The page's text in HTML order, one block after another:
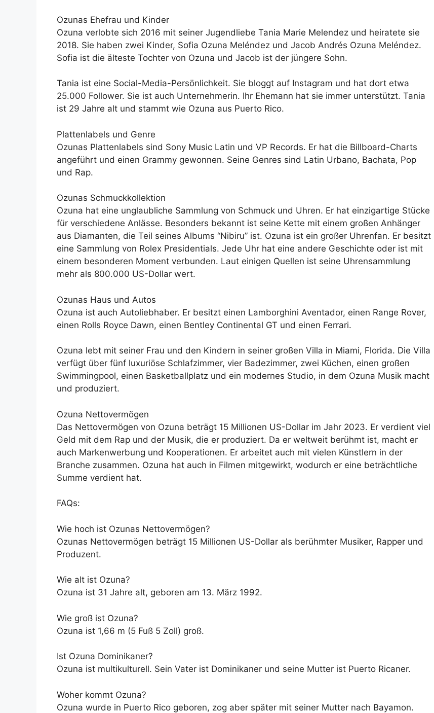
Ozunas Ehefrau und Kinder
Ozuna verlobte sich 2016 mit seiner Jugendliebe Tania Marie Melendez und heiratete sie
2018. Sie haben zwei Kinder, Sofia Ozuna Meléndez und Jacob Andrés Ozuna Meléndez.
Sofia ist die älteste Tochter von Ozuna und Jacob ist der jüngere Sohn.
Tania ist eine Social-Media-Persönlichkeit. Sie bloggt auf Instagram und hat dort etwa
25.000 Follower. Sie ist auch Unternehmerin. Ihr Ehemann hat sie immer unterstützt. Tania
ist 29 Jahre alt und stammt wie Ozuna aus Puerto Rico.
Plattenlabels und Genre
Ozunas Plattenlabels sind Sony Music Latin und VP Records. Er hat die Billboard-Charts
angeführt und einen Grammy gewonnen. Seine Genres sind Latin Urbano, Bachata, Pop
und Rap.
Ozunas Schmuckkollektion
Ozuna hat eine unglaubliche Sammlung von Schmuck und Uhren. Er hat einzigartige Stücke
für verschiedene Anlässe. Besonders bekannt ist seine Kette mit einem großen Anhänger
aus Diamanten, die Teil seines Albums “Nibiru” ist. Ozuna ist ein großer Uhrenfan. Er besitzt
eine Sammlung von Rolex Presidentials. Jede Uhr hat eine andere Geschichte oder ist mit
einem besonderen Moment verbunden. Laut einigen Quellen ist seine Uhrensammlung
mehr als 800.000 US-Dollar wert.
Ozunas Haus und Autos
Ozuna ist auch Autoliebhaber. Er besitzt einen Lamborghini Aventador, einen Range Rover,
einen Rolls Royce Dawn, einen Bentley Continental GT und einen Ferrari.
Ozuna lebt mit seiner Frau und den Kindern in seiner großen Villa in Miami, Florida. Die Villa
verfügt über fünf luxuriöse Schlafzimmer, vier Badezimmer, zwei Küchen, einen großen
Swimmingpool, einen Basketballplatz und ein modernes Studio, in dem Ozuna Musik macht
und produziert.
Ozuna Nettovermögen
Das Nettovermögen von Ozuna beträgt 15 Millionen US-Dollar im Jahr 2023. Er verdient viel
Geld mit dem Rap und der Musik, die er produziert. Da er weltweit berühmt ist, macht er
auch Markenwerbung und Kooperationen. Er arbeitet auch mit vielen Künstlern in der
Branche zusammen. Ozuna hat auch in Filmen mitgewirkt, wodurch er eine beträchtliche
Summe verdient hat.
FAQs:
Wie hoch ist Ozunas Nettovermögen?
Ozunas Nettovermögen beträgt 15 Millionen US-Dollar als berühmter Musiker, Rapper und
Produzent.
Wie alt ist Ozuna?
Ozuna ist 31 Jahre alt, geboren am 13. März 1992.
Wie groß ist Ozuna?
Ozuna ist 1,66 m (5 Fuß 5 Zoll) groß.
Ist Ozuna Dominikaner?
Ozuna ist multikulturell. Sein Vater ist Dominikaner und seine Mutter ist Puerto Ricaner.
Woher kommt Ozuna?
Ozuna wurde in Puerto Rico geboren, zog aber später mit seiner Mutter nach Bayamon.